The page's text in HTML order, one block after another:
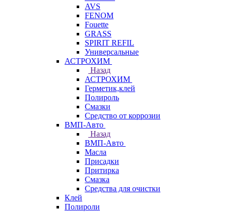
AVS
FENOM
Fouette
GRASS
SPIRIT REFIL
Универсальные
АСТРОХИМ
Назад
АСТРОХИМ
Герметик,клей
Полироль
Смазки
Средство от коррозии
ВМП-Авто
Назад
ВМП-Авто
Масла
Присадки
Притирка
Смазка
Средства для очистки
Клей
Полироли